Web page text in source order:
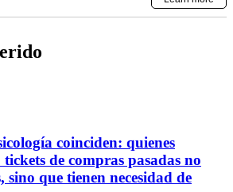
coinciden: quienes
de compras pasadas no
sino que tienen necesidad de